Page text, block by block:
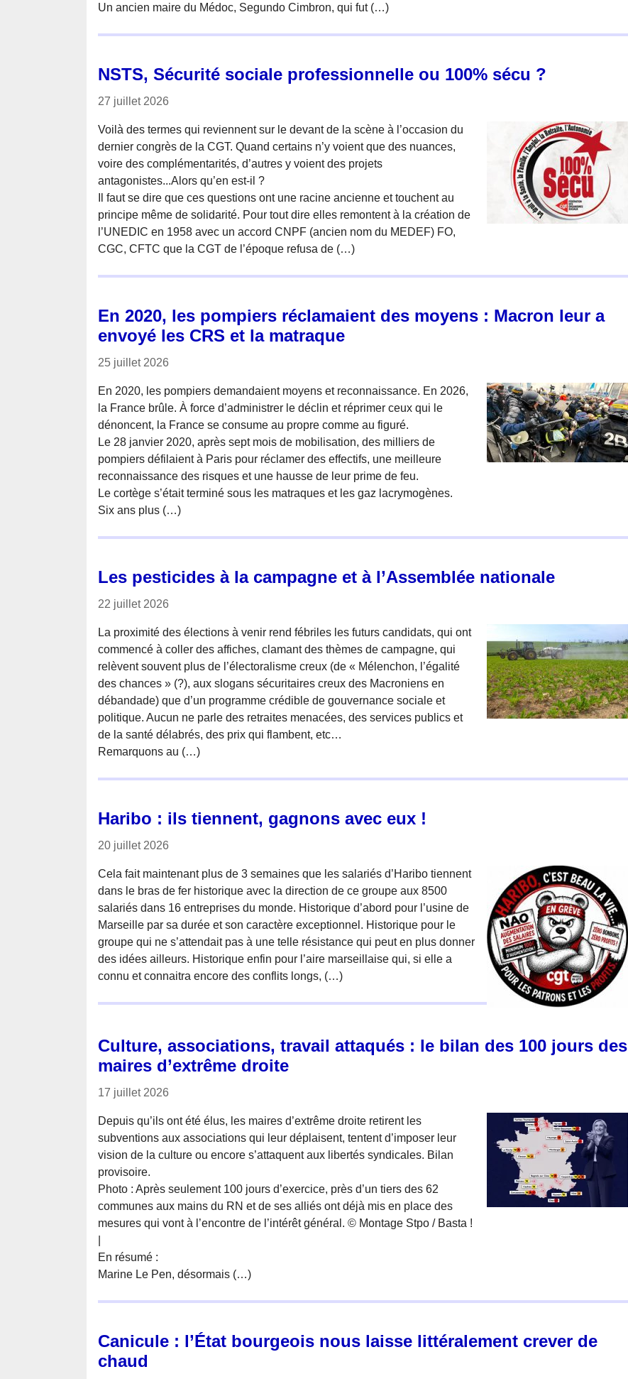
Un ancien maire du Médoc, Segundo Cimbron, qui fut (…)
NSTS, Sécurité sociale professionnelle ou 100% sécu ?
27 juillet 2026
Voilà des termes qui reviennent sur le devant de la scène à l’occasion du
dernier congrès de la CGT. Quand certains n’y voient que des nuances,
voire des complémentarités, d’autres y voient des projets
antagonistes...Alors qu’en est-il ?
Il faut se dire que ces questions ont une racine ancienne et touchent au
principe même de solidarité. Pour tout dire elles remontent à la création de
l’UNEDIC en 1958 avec un accord CNPF (ancien nom du MEDEF) FO,
CGC, CFTC que la CGT de l’époque refusa de (…)
En 2020, les pompiers réclamaient des moyens : Macron leur a
envoyé les CRS et la matraque
25 juillet 2026
En 2020, les pompiers demandaient moyens et reconnaissance. En 2026,
la France brûle. À force d’administrer le déclin et réprimer ceux qui le
dénoncent, la France se consume au propre comme au figuré.
Le 28 janvier 2020, après sept mois de mobilisation, des milliers de
pompiers défilaient à Paris pour réclamer des effectifs, une meilleure
reconnaissance des risques et une hausse de leur prime de feu.
Le cortège s’était terminé sous les matraques et les gaz lacrymogènes.
Six ans plus (…)
Les pesticides à la campagne et à l’Assemblée nationale
22 juillet 2026
La proximité des élections à venir rend fébriles les futurs candidats, qui ont
commencé à coller des affiches, clamant des thèmes de campagne, qui
relèvent souvent plus de l’électoralisme creux (de « Mélenchon, l’égalité
des chances » (?), aux slogans sécuritaires creux des Macroniens en
débandade) que d’un programme crédible de gouvernance sociale et
politique. Aucun ne parle des retraites menacées, des services publics et
de la santé délabrés, des prix qui flambent, etc…
Remarquons au (…)
Haribo : ils tiennent, gagnons avec eux !
20 juillet 2026
Cela fait maintenant plus de 3 semaines que les salariés d’Haribo tiennent
dans le bras de fer historique avec la direction de ce groupe aux 8500
salariés dans 16 entreprises du monde. Historique d’abord pour l’usine de
Marseille par sa durée et son caractère exceptionnel. Historique pour le
groupe qui ne s’attendait pas à une telle résistance qui peut en plus donner
des idées ailleurs. Historique enfin pour l’aire marseillaise qui, si elle a
connu et connaitra encore des conflits longs, (…)
Culture, associations, travail attaqués : le bilan des 100 jours des
maires d’extrême droite
17 juillet 2026
Depuis qu’ils ont été élus, les maires d’extrême droite retirent les
subventions aux associations qui leur déplaisent, tentent d’imposer leur
vision de la culture ou encore s’attaquent aux libertés syndicales. Bilan
provisoire.
Photo : Après seulement 100 jours d’exercice, près d’un tiers des 62
communes aux mains du RN et de ses alliés ont déjà mis en place des
mesures qui vont à l’encontre de l’intérêt général. © Montage Stpo / Basta !
En résumé :
Marine Le Pen, désormais (…)
Canicule : l’État bourgeois nous laisse littéralement crever de
chaud